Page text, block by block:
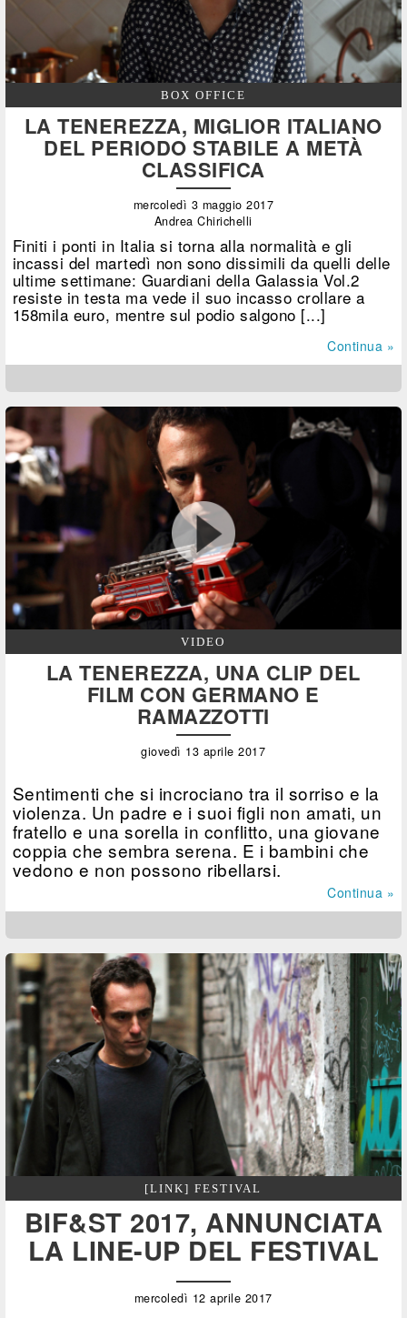
BOX OFFICE
LA TENEREZZA, MIGLIOR ITALIANO
DEL PERIODO STABILE A METÀ
CLASSIFICA
mercoledì 3 maggio 2017
Andrea Chirichelli
Finiti i ponti in Italia si torna alla normalità e gli
incassi del martedì non sono dissimili da quelli delle
ultime settimane: Guardiani della Galassia Vol.2
resiste in testa ma vede il suo incasso crollare a
158mila euro, mentre sul podio salgono [...]
Continua »
VIDEO
LA TENEREZZA, UNA CLIP DEL
FILM CON GERMANO E
RAMAZZOTTI
giovedì 13 aprile 2017
Sentimenti che si incrociano tra il sorriso e la
violenza. Un padre e i suoi figli non amati, un
fratello e una sorella in conflitto, una giovane
coppia che sembra serena. E i bambini che
vedono e non possono ribellarsi.
Continua »
[LINK] FESTIVAL
BIF&ST 2017, ANNUNCIATA
LA LINE-UP DEL FESTIVAL
mercoledì 12 aprile 2017